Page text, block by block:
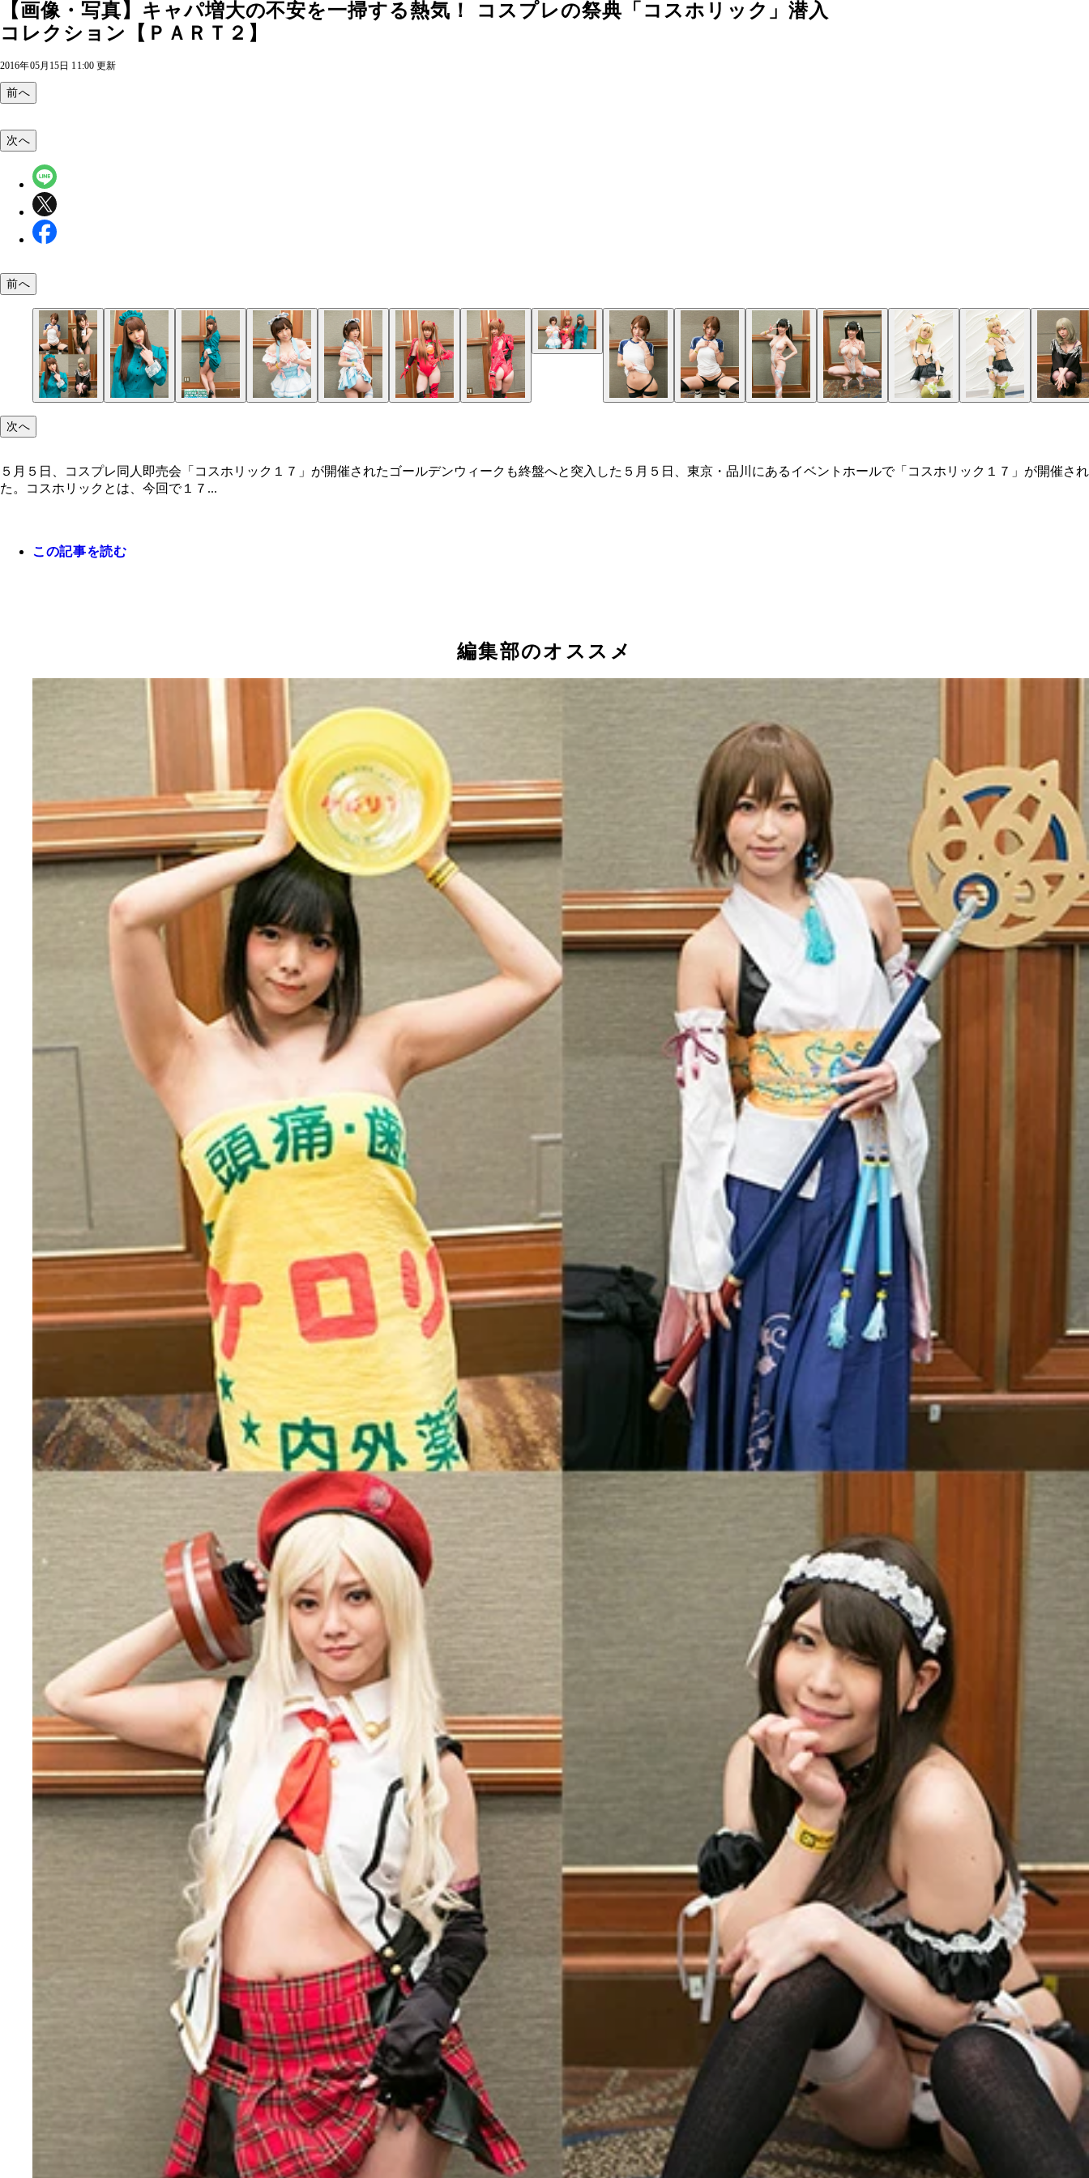
【画像・写真】キャパ増大の不安を一掃する熱気！ コスプレの祭典「コスホリック」潜入
コレクション【ＰＡＲＴ２】
2016年05月15日 11:00 更新
前へ
５月５日、コスプレ同人即売会「コスホリック１７」が開催された
コスプレイヤー名：友田彩也香コスチュームの作品名：萌えコスセブンキャラクター名：友田彩也香Ｔｗｉｔｔｅｒアカウント：@tomodaayaka
コスプレイヤー名：佐倉絆コスチュームの作品名：リアルエロキャラクター名：佐倉絆Ｔｗｉｔｔｅｒアカウント：@kizuna530
コスプレイヤー名：綾波ゆめコスチュームの作品名：エヴァ●ゲリオンキャラクター名：ア●カ（山下しゅ●や先生バージョン）Ｔｗｉｔｔｅｒアカウント：@ayanamiyume
コスプレイヤー名：乙葉ななせコスチュームの作品名：ＢＬＡＣＫ ＰＥＡＲＬキャラクター名：乙葉ななせＴｗｉｔｔｅｒアカウント：@otoha_7s
コスプレイヤー名：雨宮留菜コスチュームの作品名：オリジナルキャラクター名：オリジナル（極限）Ｔｗｉｔｔｅｒアカウント：@amemiyaluna
コスプレイヤー名：七瀬さくらコスチュームの作品名：コスホリック１７キャラクター名：ホリックちゃん妹Ｔｗｉｔｔｅｒアカウント：@739ra
コスプレイヤー名：星乃まみコスチュームの作品名：アイドルマ●ターシンデレラガールズキャラクター名：高●楓Ｔｗｉｔｔｅｒアカウント：@ma5mi2ta3n
コスプレイヤー名：たろうコスチュームの作品名：オリジナルキャラクター名：頭の中までゆるふわちゃん♪Ｔｗｉｔｔｅｒアカウント：@10tarou25
コスプレイヤー名：のらねこコスチュームの作品名：オリジナルキャラクター名：ハイレグ水着＋パーカーＴｗｉｔｔｅｒアカウント：@noraneko_skmz
コスプレイヤー名：なーみんコスチュームの作品名：オリジナルキャラクター名：競泳水着（メタリックカラー）Ｔｗｉｔｔｅｒアカウント：@73n_cos
コスプレイヤー名：みゆちんコスチュームの作品名：オリジナルキャラクター名：オリジナルＴｗｉｔｔｅｒアカウント：@miyuchinpo
コスプレイヤー名：なぎさMK－０２コスチュームの作品名：オリジナルキャラクター名：オリジナルＴｗｉｔｔｅｒアカウント：@nagi_MK02
コスプレイヤー名：美恋もこコスチュームの作品名：オリジナルキャラクター名：オリジナルＴｗｉｔｔｅｒアカウント：@miren_momo
コスプレイヤー名：浅香碧コスチュームの作品名：オリジナルキャラクター名：オリジナルＴｗｉｔｔｅｒアカウント：@mimidodoriri
コスプレイヤー名：天使梨桜コスチュームの作品名：オリジナルキャラクター名：バニーガールＴｗｉｔｔｅｒアカウント：@amatuka_rio
コスプレイヤー名：飯田みなみ（ごはんちゃん）コスチュームの作品名：コスホリック０４公式キャラクター名：ホリックちゃんＴｗｉｔｔｅｒアカウント：@iidaminami
コスプレイヤー名：柊きっかコスチュームの作品名：オリジナルキャラクター名：オリジナルＴｗｉｔｔｅｒアカウント：@kikka_san
コスプレイヤー名：雪花コスチュームの作品名：祝●キャラクター名：布川莉●杏Ｔｗｉｔｔｅｒアカウント：@uyuki_hana
コスプレイヤー名：柚來コスチュームの作品名：ラブラ●ブ！キャラクター名：東●希Ｔｗｉｔｔｅｒアカウント：@yurai0605
今回もたくさんの参加者がつめかけ、会場には入場待ちの長蛇の列ができていた。
次へ
前へ
次へ
５月５日、コスプレ同人即売会「コスホリック１７」が開催されたゴールデンウィークも終盤へと突入した５月５日、東京・品川にあるイベントホールで「コスホリック１７」が開催され
た。コスホリックとは、今回で１７...
この記事を読む
編集部のオススメ